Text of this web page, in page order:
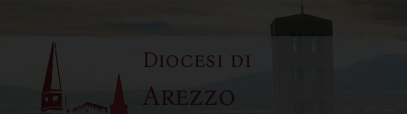
content
Diocesi di
Arezzo